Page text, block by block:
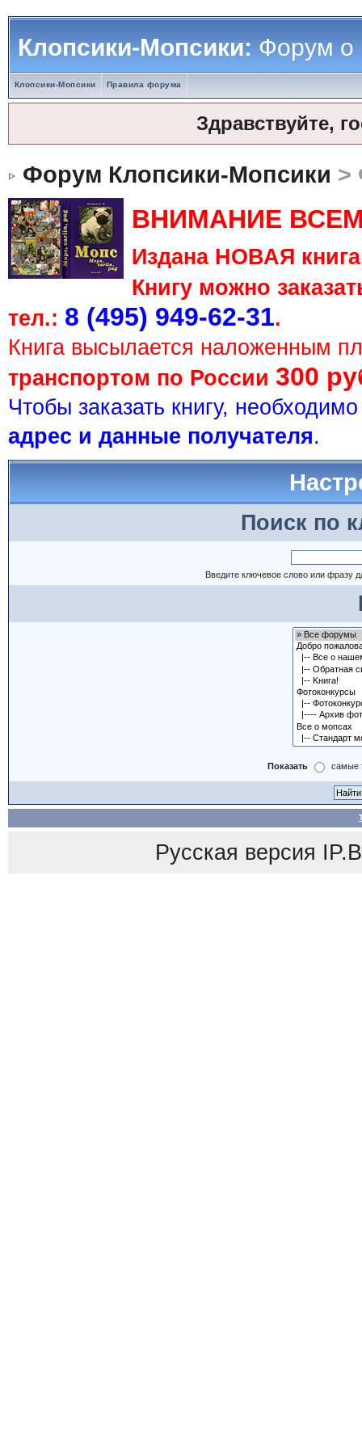
Клопсики-Мопсики:Форум о
Клопсики-Мопсики Правила форума
Здравствуйте,
Форум Клопсики-Мопсики >
ВНИМАНИЕ
Издана НОВАЯ
Книгу можно
тел.: 8 (495) 949-62-31.
Книга высылается наложенным
транспортом по России 300
Чтобы заказать книгу,
адрес и данные получателя.
Поиск по
Введите ключевое слово или фразу
Показать самые
Русская версия